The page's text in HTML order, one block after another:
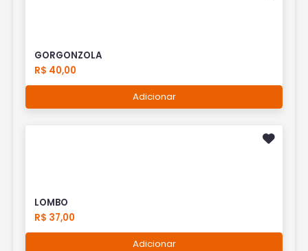
GORGONZOLA
R$ 40,00
Adicionar
LOMBO
R$ 37,00
Adicionar